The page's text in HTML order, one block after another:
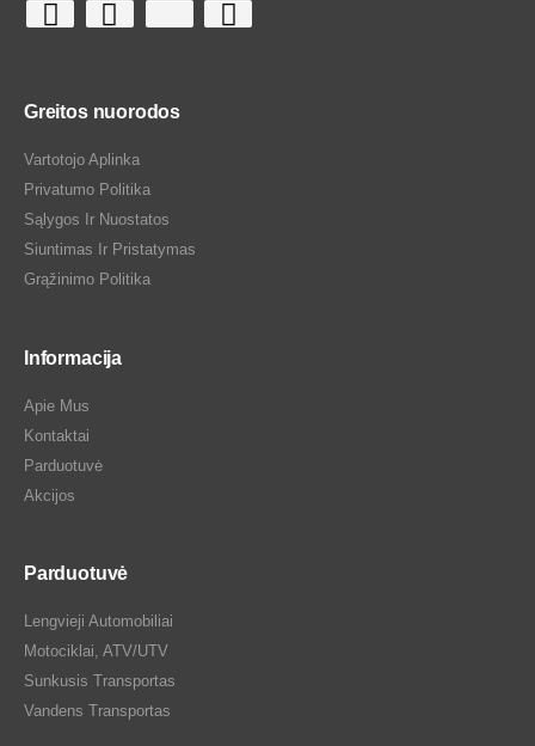
Greitos nuorodos
Vartotojo Aplinka
Privatumo Politika
Sąlygos Ir Nuostatos
Siuntimas Ir Pristatymas
Grąžinimo Politika
Informacija
Apie Mus
Kontaktai
Parduotuvė
Akcijos
Parduotuvė
Lengvieji Automobiliai
Motociklai, ATV/UTV
Sunkusis Transportas
Vandens Transportas